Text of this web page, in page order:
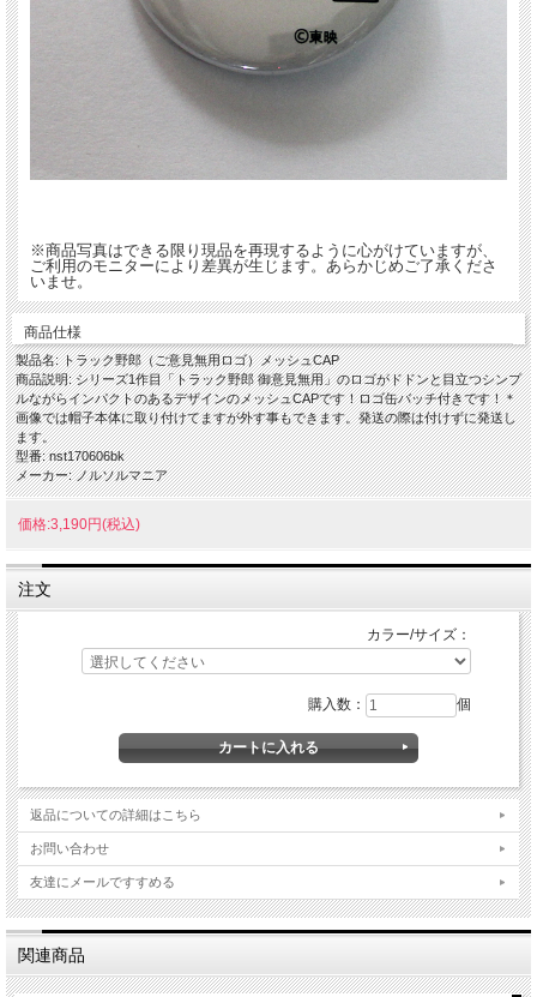
※商品写真はできる限り現品を再現するように心がけていますが、
ご利用のモニターにより差異が生じます。あらかじめご了承くださ
いませ。
商品仕様
製品名: トラック野郎（ご意見無用ロゴ）メッシュCAP
商品説明: シリーズ1作目「トラック野郎 御意見無用」のロゴがドドンと目立つシンプ
ルながらインパクトのあるデザインのメッシュCAPです！ロゴ缶バッチ付きです！＊
画像では帽子本体に取り付けてますが外す事もできます。発送の際は付けずに発送し
ます。
型番: nst170606bk
メーカー: ノルソルマニア
価格:3,190円(税込)
注文
カラー/サイズ：
購入数： 個
返品についての詳細はこちら
お問い合わせ
友達にメールですすめる
関連商品